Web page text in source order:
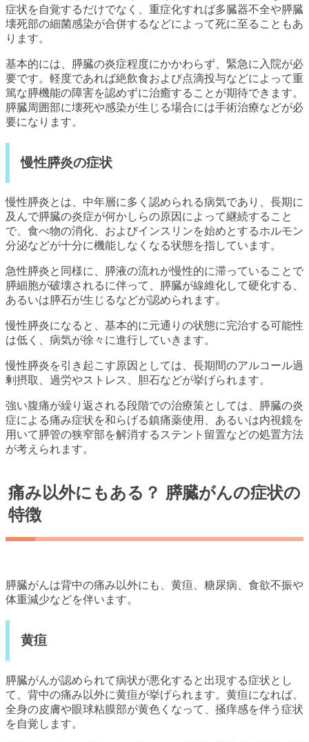
症状を自覚するだけでなく、重症化すれば多臓器不全や膵臓
壊死部の細菌感染が合併するなどによって死に至ることもあ
ります。
基本的には、膵臓の炎症程度にかかわらず、緊急に入院が必
要です。軽度であれば絶飲食および点滴投与などによって重
篤な膵機能の障害を認めずに治癒することが期待できます。
膵臓周囲部に壊死や感染が生じる場合には手術治療などが必
要になります。
慢性膵炎の症状
慢性膵炎とは、中年層に多く認められる病気であり、長期に
及んで膵臓の炎症が何かしらの原因によって継続すること
で、食べ物の消化、およびインスリンを始めとするホルモン
分泌などが十分に機能しなくなる状態を指しています。
急性膵炎と同様に、膵液の流れが慢性的に滞っていることで
膵細胞が破壊されるに伴って、膵臓が線維化して硬化する、
あるいは膵石が生じるなどが認められます。
慢性膵炎になると、基本的に元通りの状態に完治する可能性
は低く、病気が徐々に進行していきます。
慢性膵炎を引き起こす原因としては、長期間のアルコール過
剰摂取、過労やストレス、胆石などが挙げられます。
強い腹痛が繰り返される段階での治療策としては、膵臓の炎
症による痛み症状を和らげる鎮痛薬使用、あるいは内視鏡を
用いて膵管の狭窄部を解消するステント留置などの処置方法
が考えられます。
痛み以外にもある？ 膵臓がんの症状の
特徴
膵臓がんは背中の痛み以外にも、黄疸、糖尿病、食欲不振や
体重減少などを伴います。
黄疸
膵臓がんが認められて病状が悪化すると出現する症状とし
て、背中の痛み以外に黄疸が挙げられます。黄疸になれば、
全身の皮膚や眼球粘膜部が黄色くなって、掻痒感を伴う症状
を自覚します。